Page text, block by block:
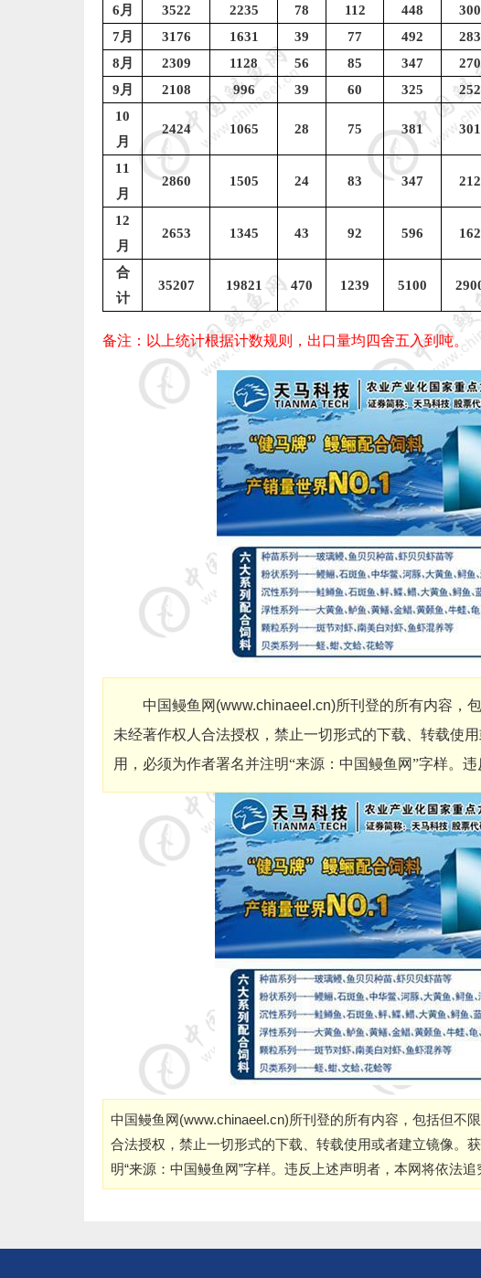
6 月 3522 2235 78 112 448
300
7 月 3176 1631 39 77 492
283
8 月 2309 1128 56 85 347
270
9 月 2108 996 39 60 325
252
10
月
2424 1065 28 75 381 301
11
月
2860 1505 24 83 347 212
12
月
2653 1345 43 92 596 162
合
计
35207 19821 470 1239 5100
备注：以上统计根据计数规则，出口量均四舍五入到吨。
中国鳗鱼网 (www.chinaeel.cn)所刊登的所有内容，
未经著作权人合法授权，禁止一切形式的下载、转载使
用，必须为作者署名并注明“来源：中国鳗鱼网”字样。
中国鳗鱼网(www.chinaeel.cn)所刊登的所有内容，包括但不
合法授权，禁止一切形式的下载、转载使用或者建立镜像。
明“来源：中国鳗鱼网”字样。违反上述声明者，本网将依法追